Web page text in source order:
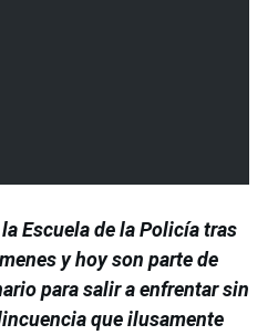
Escuela de la Policía tras
y hoy son parte de
para salir a enfrentar sin
que ilusamente